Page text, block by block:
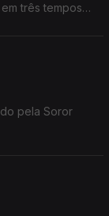
três tempos
pela Soror